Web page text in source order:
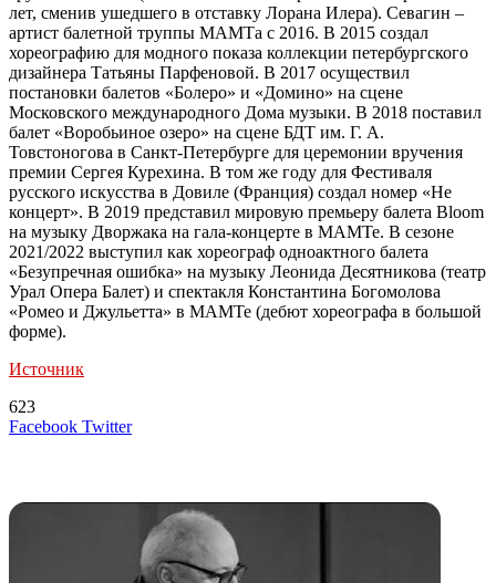
лет, сменив ушедшего в отставку Лорана Илера). Севагин –
артист балетной труппы МАМТа с 2016. В 2015 создал
хореографию для модного показа коллекции петербургского
дизайнера Татьяны Парфеновой. В 2017 осуществил
постановки балетов «Болеро» и «Домино» на сцене
Московского международного Дома музыки. В 2018 поставил
балет «Воробьиное озеро» на сцене БДТ им. Г. А.
Товстоногова в Санкт-Петербурге для церемонии вручения
премии Сергея Курехина. В том же году для Фестиваля
русского искусства в Довиле (Франция) создал номер «Не
концерт». В 2019 представил мировую премьеру балета Bloom
на музыку Дворжака на гала-концерте в МАМТе. В сезоне
2021/2022 выступил как хореограф одноактного балета
«Безупречная ошибка» на музыку Леонида Десятникова (театр
Урал Опера Балет) и спектакля Константина Богомолова
«Ромео и Джульетта» в МАМТе (дебют хореографа в большой
форме).
Источник
623
Facebook TwitterLinkedIn
Tumblr
Reddit
Вконтакте
Одноклассники
Skype
Messenger
Messenger
WhatsApp
Telegram
Viber
Line
Поделиться
Печатать